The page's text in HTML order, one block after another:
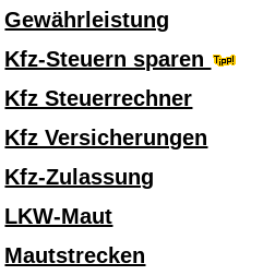
Gewährleistung
Kfz-Steuern sparen
Kfz Steuerrechner
Kfz Versicherungen
Kfz-Zulassung
LKW-Maut
Mautstrecken